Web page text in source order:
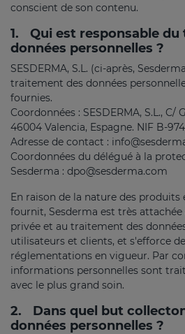
conscient de son contenu.
1.
Qui est responsable
données personnelles ?
SESDERMA, S.L. (ci-après,
traitement des données
fournies.
Coordonnées : SESDERMA, S.L., C/
46004 Valencia, Espagne. NIF B-
Adresse de contact :
Coordonnées du délégué à la
Sesderma : dpo@sesderma.com
En raison de la nature des produits
fournit, Sesderma est très
privée et au traitement des
utilisateurs et clients, et s'efforce
réglementations en vigueur. Par
informations personnelles sont
avec le plus grand soin.
2.
Dans quel but
données personnelles ?